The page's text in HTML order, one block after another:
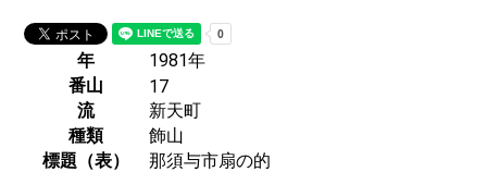
年
1981年
番山
17
流
新天町
種類
飾山
標題（表）
那須与市扇の的